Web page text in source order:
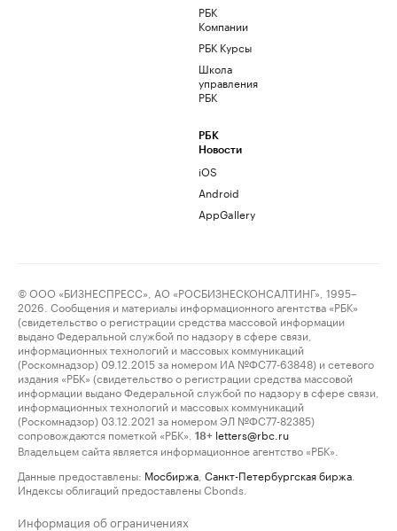
РБК
Компании
РБК Курсы
Школа
управления
РБК
РБК
Новости
iOS
Android
AppGallery
© ООО «БИЗНЕСПРЕСС», АО «РОСБИЗНЕСКОНСАЛТИНГ», 1995–
2026. Сообщения и материалы информационного агентства «РБК»
(свидетельство о регистрации средства массовой информации
выдано Федеральной службой по надзору в сфере связи,
информационных технологий и массовых коммуникаций
(Роскомнадзор) 09.12.2015 за номером ИА №ФС77-63848) и сетевого
издания «РБК» (свидетельство о регистрации средства массовой
информации выдано Федеральной службой по надзору в сфере связи,
информационных технологий и массовых коммуникаций
(Роскомнадзор) 03.12.2021 за номером ЭЛ №ФС77-82385)
сопровождаются пометкой «РБК».
18+ letters@rbc.ru
Владельцем сайта является информационное агентство «РБК».
Данные предоставлены: Мосбиржа Санкт-Петербургская биржа
Индексы облигаций предоставлены Cbonds.
Информация об ограничениях